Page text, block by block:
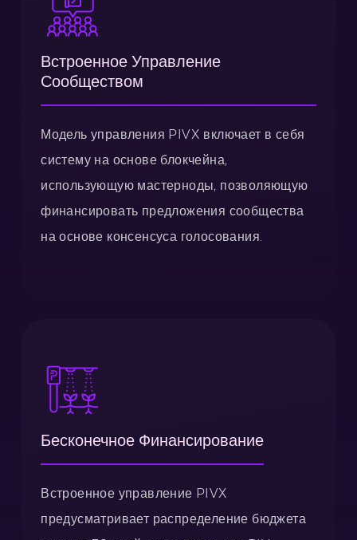
Встроенное Управление
Сообществом
Модель управления PIVX включает в себя
систему на основе блокчейна,
использующую мастерноды, позволяющую
финансировать предложения сообщества
на основе консенсуса голосования.
Бесконечное Финансирование
Встроенное управление PIVX
предусматривает распределение бюджета